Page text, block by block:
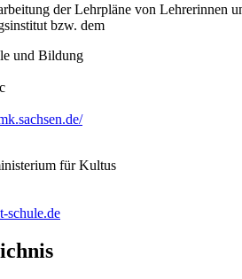
der Lehrpläne von Lehrerinnen
bzw. dem
und Bildung
für Kultus
schule.de